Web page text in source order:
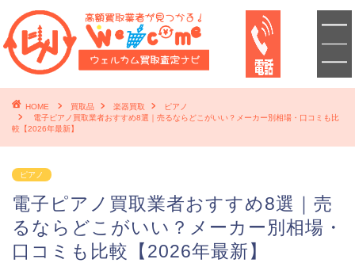
HOME 買取品 楽器買取
ピアノ
電子ピアノ買取業者おすすめ8選｜売るならどこがいい？メーカー別相場・口コミも比
較【2026年最新】
ピアノ
電子ピアノ買取業者おすすめ8選｜売
るならどこがいい？メーカー別相場・
口コミも比較【2026年最新】